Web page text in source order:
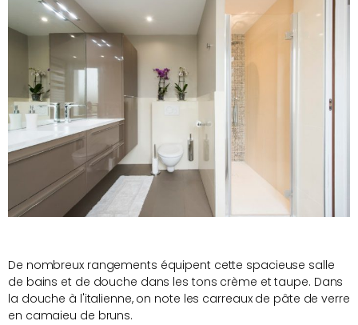
De nombreux rangements équipent cette spacieuse salle
de bains et de douche dans les tons crème et taupe. Dans
la douche à l'italienne, on note les carreaux de pâte de verre
en camaieu de bruns.